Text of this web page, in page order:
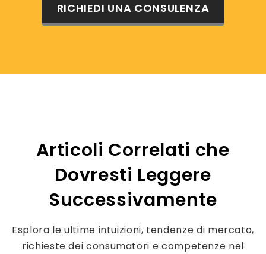
RICHIEDI UNA CONSULENZA
Articoli Correlati che
Dovresti Leggere
Successivamente
Esplora le ultime intuizioni, tendenze di mercato,
richieste dei consumatori e competenze nel